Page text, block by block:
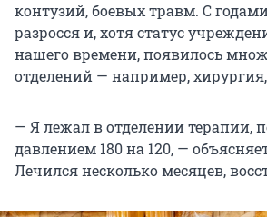
контузий, боевых травм. С
разросся и, хотя статус
нашего времени, появилось
отделений — например,
— Я лежал в отделении терапии,
давлением 180 на 120, —
Лечился несколько месяцев,